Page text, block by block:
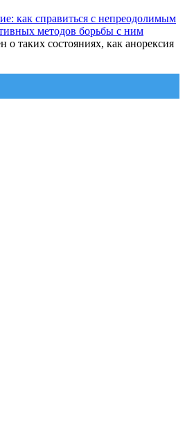
как справиться с непреодолимым
методов борьбы с ним
о таких состояниях, как анорексия